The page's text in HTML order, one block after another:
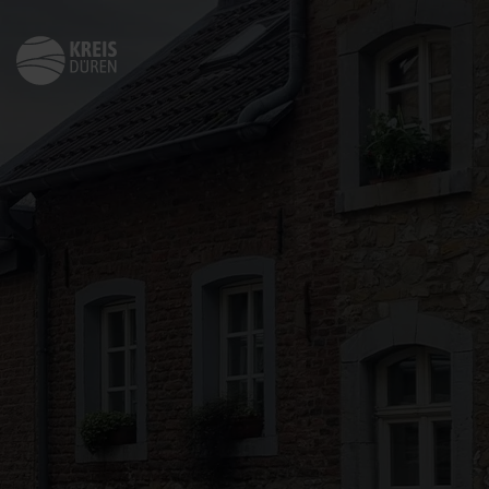
Zurück
zur
Startseite